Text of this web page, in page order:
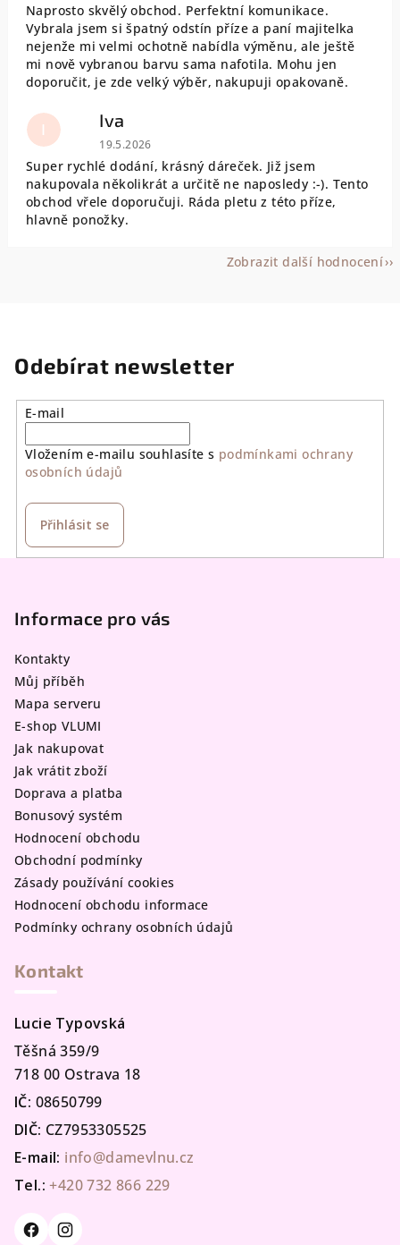
Naprosto skvělý obchod. Perfektní komunikace.
Vybrala jsem si špatný odstín příze a paní majitelka
nejenže mi velmi ochotně nabídla výměnu, ale ještě
mi nově vybranou barvu sama nafotila. Mohu jen
doporučit, je zde velký výběr, nakupuji opakovaně.
I Iva
Hodnocení obchodu je 5 z 5 hvězdiček.
19.5.2026
Super rychlé dodání, krásný dáreček. Již jsem
nakupovala několikrát a určitě ne naposledy :-). Tento
obchod vřele doporučuji. Ráda pletu z této příze,
hlavně ponožky.
Zobrazit další hodnocení
Odebírat newsletter
E-mail
Vložením e-mailu souhlasíte s podmínkami ochrany
osobních údajů
Přihlásit se
Informace pro vás
Kontakty
Můj příběh
Mapa serveru
E-shop VLUMI
Jak nakupovat
Jak vrátit zboží
Doprava a platba
Bonusový systém
Hodnocení obchodu
Obchodní podmínky
Zásady používání cookies
Hodnocení obchodu informace
Podmínky ochrany osobních údajů
Kontakt
Lucie Typovská
Těšná 359/9
718 00 Ostrava 18
IČ: 08650799
DIČ: CZ7953305525
E-mail: info@damevlnu.cz
Tel.: +420 732 866 229